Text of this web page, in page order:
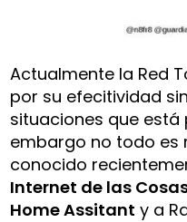
Actualmente la Red
por su efecitividad
situaciones que está
embargo no todo es
conocido
Internet de las
Home Assitant y a